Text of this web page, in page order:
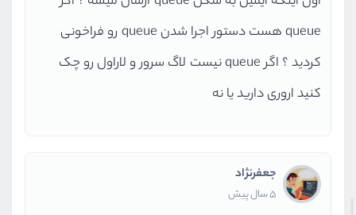
queue هست دستور اجرا شدن queue رو فراخونی
کردید ؟ اگر queue نیست لاگ سرور و لاراول رو چک
کنید اروری دارید یا نه
جعفرنژاد
5 سال پیش